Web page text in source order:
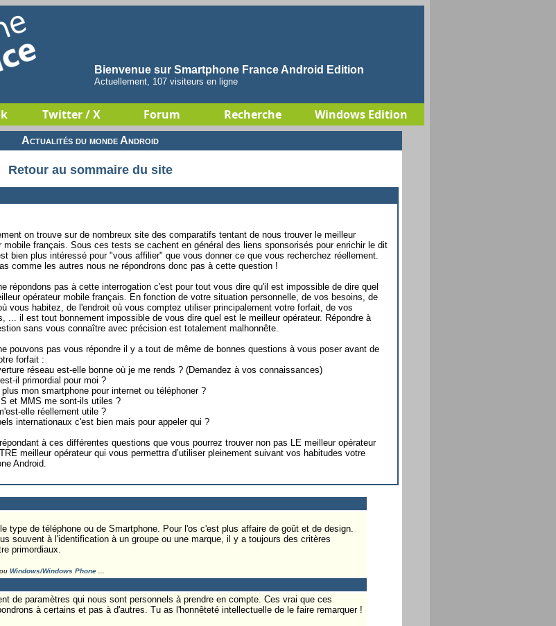
Bienvenue sur Smartphone France Android Edition
Actuellement, 107 visiteurs en ligne
Twitter / X Forum Recherche Windows Edition
Actualités du monde Android
Retour au sommaire du site
on trouve sur de nombreux site des comparatifs tentant de nous trouver le meilleur
mobile français. Sous ces tests se cachent en général des liens sponsorisés pour enrichir le dit
bien plus intéressé pour "vous affilier" que vous donner ce que vous recherchez réellement.
comme les autres nous ne répondrons donc pas à cette question !
répondons pas à cette interrogation c'est pour tout vous dire qu'il est impossible de dire quel
opérateur mobile français. En fonction de votre situation personnelle, de vos besoins, de
vous habitez, de l'endroit où vous comptez utiliser principalement votre forfait, de vos
... il est tout bonnement impossible de vous dire quel est le meilleur opérateur. Répondre à
sans vous connaître avec précision est totalement malhonnête.
pouvons pas vous répondre il y a tout de même de bonnes questions à vous poser avant de
forfait :
réseau est-elle bonne où je me rends ? (Demandez à vos connaissances)
il primordial pour moi ?
mon smartphone pour internet ou téléphoner ?
et MMS me sont-ils utiles ?
elle réellement utile ?
internationaux c'est bien mais pour appeler qui ?
à ces différentes questions que vous pourrez trouver non pas LE meilleur opérateur
meilleur opérateur qui vous permettra d’utiliser pleinement suivant vos habitudes votre
Android.
type de téléphone ou de Smartphone. Pour l'os c'est plus affaire de goût et de design.
souvent à l'identification à un groupe ou une marque, il y a toujours des critères
primordiaux.
Windows/Windows Phone...
de paramètres qui nous sont personnels à prendre en compte. Ces vrai que ces
à certains et pas à d'autres. Tu as l'honnêteté intellectuelle de le faire remarquer !